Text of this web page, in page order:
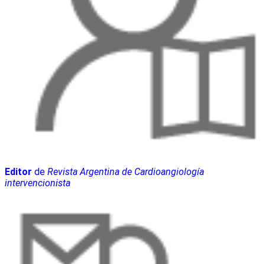
Editor de Revista Argentina de Cardioangiología
intervencionista